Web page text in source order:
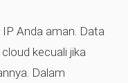
Anda aman. Data
kecuali jika
Dalam